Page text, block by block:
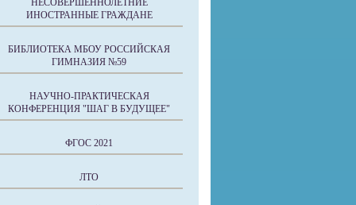
НЕСОВЕРШЕННОЛЕТНИЕ
ИНОСТРАННЫЕ ГРАЖДАНЕ
БИБЛИОТЕКА МБОУ РОССИЙСКАЯ
ГИМНАЗИЯ №59
НАУЧНО-ПРАКТИЧЕСКАЯ
КОНФЕРЕНЦИЯ "ШАГ В БУДУЩЕЕ"
ФГОС 2021
ЛТО